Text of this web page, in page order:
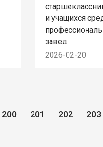
и учащихся
завед
2026-02-20
200 201 202 203